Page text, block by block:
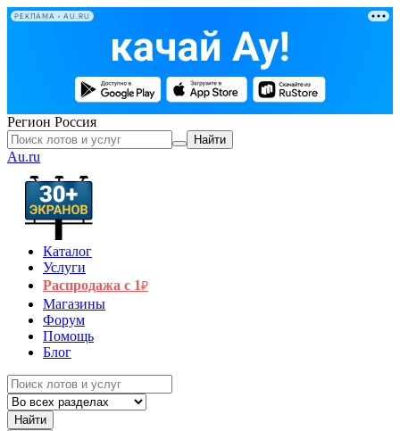
РЕКЛАМА • AU.RU
Регион Россия
Найти
Au.ru
Каталог
Услуги
Распродажа с 1₽
Магазины
Форум
Помощь
Блог
Найти